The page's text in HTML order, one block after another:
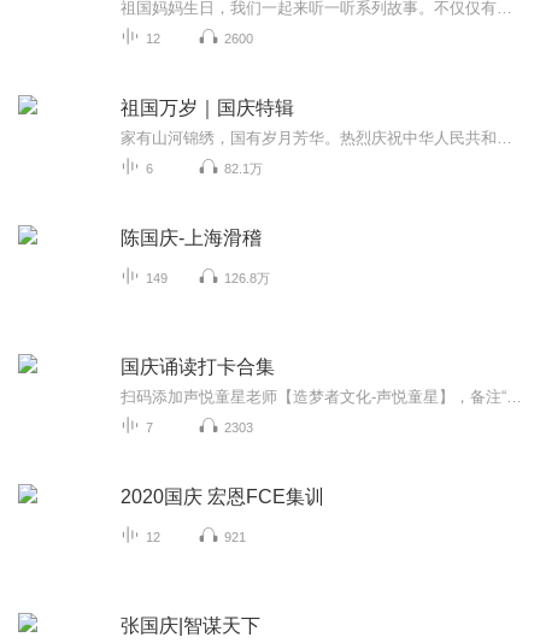
12 2600
祖国万岁｜国庆特辑
6 82.1万
陈国庆-上海滑稽
149 126.8万
国庆诵读打卡合集
7 2303
2020国庆 宏恩FCE集训
12 921
张国庆|智谋天下